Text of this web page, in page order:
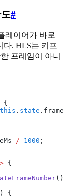
#
레이어가 바로
다. HLS는 키프
프레임이 아니
{
this . state
/ 1000 ;
{
();
{